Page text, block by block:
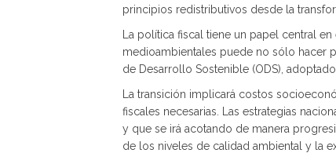
principios redistributivos desde la
La política fiscal tiene un papel central
medioambientales puede no sólo hacer
de Desarrollo Sostenible (ODS),
La transición implicará costos
fiscales necesarias. Las estrategias
y que se irá acotando de manera
de los niveles de calidad ambiental y la